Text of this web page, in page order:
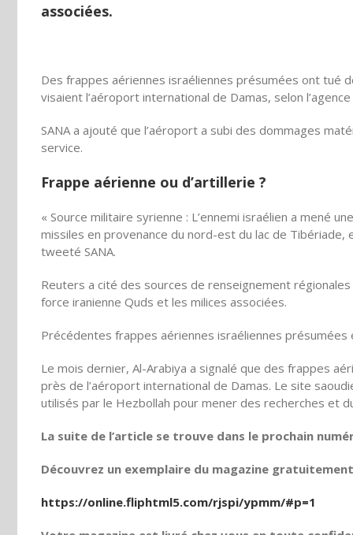
associées.
Des frappes aériennes israéliennes présumées ont tué
visaient l’aéroport international de Damas, selon
SANA a ajouté que l’aéroport a subi des dommages
service.
Frappe aérienne ou d’artillerie ?
« Source militaire syrienne : L’ennemi israélien a mené
missiles en provenance du nord-est du lac de
tweeté SANA.
Reuters a cité des sources de renseignement
force iranienne Quds et les milices associées.
Précédentes frappes aériennes israéliennes présumées
Le mois dernier, Al-Arabiya a signalé que des frappes
près de l’aéroport international de Damas. Le site
utilisés par le Hezbollah pour mener des recherches et
La suite de l’article se trouve dans le prochain
Découvrez un exemplaire du magazine
https://online.fliphtml5.com/rjspi/ypmm/#p=1